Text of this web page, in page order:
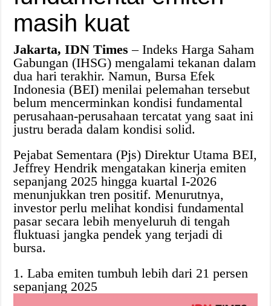
masih kuat
Jakarta, IDN Times – Indeks Harga Saham
Gabungan (IHSG) mengalami tekanan dalam
dua hari terakhir. Namun, Bursa Efek
Indonesia (BEI) menilai pelemahan tersebut
belum mencerminkan kondisi fundamental
perusahaan-perusahaan tercatat yang saat ini
justru berada dalam kondisi solid.
Pejabat Sementara (Pjs) Direktur Utama BEI,
Jeffrey Hendrik mengatakan kinerja emiten
sepanjang 2025 hingga kuartal I-2026
menunjukkan tren positif. Menurutnya,
investor perlu melihat kondisi fundamental
pasar secara lebih menyeluruh di tengah
fluktuasi jangka pendek yang terjadi di
bursa.
1. Laba emiten tumbuh lebih dari 21 persen
sepanjang 2025